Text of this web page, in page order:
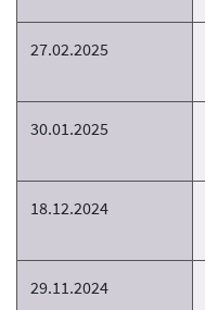
27.02.2025
30.01.2025
18.12.2024
29.11.2024